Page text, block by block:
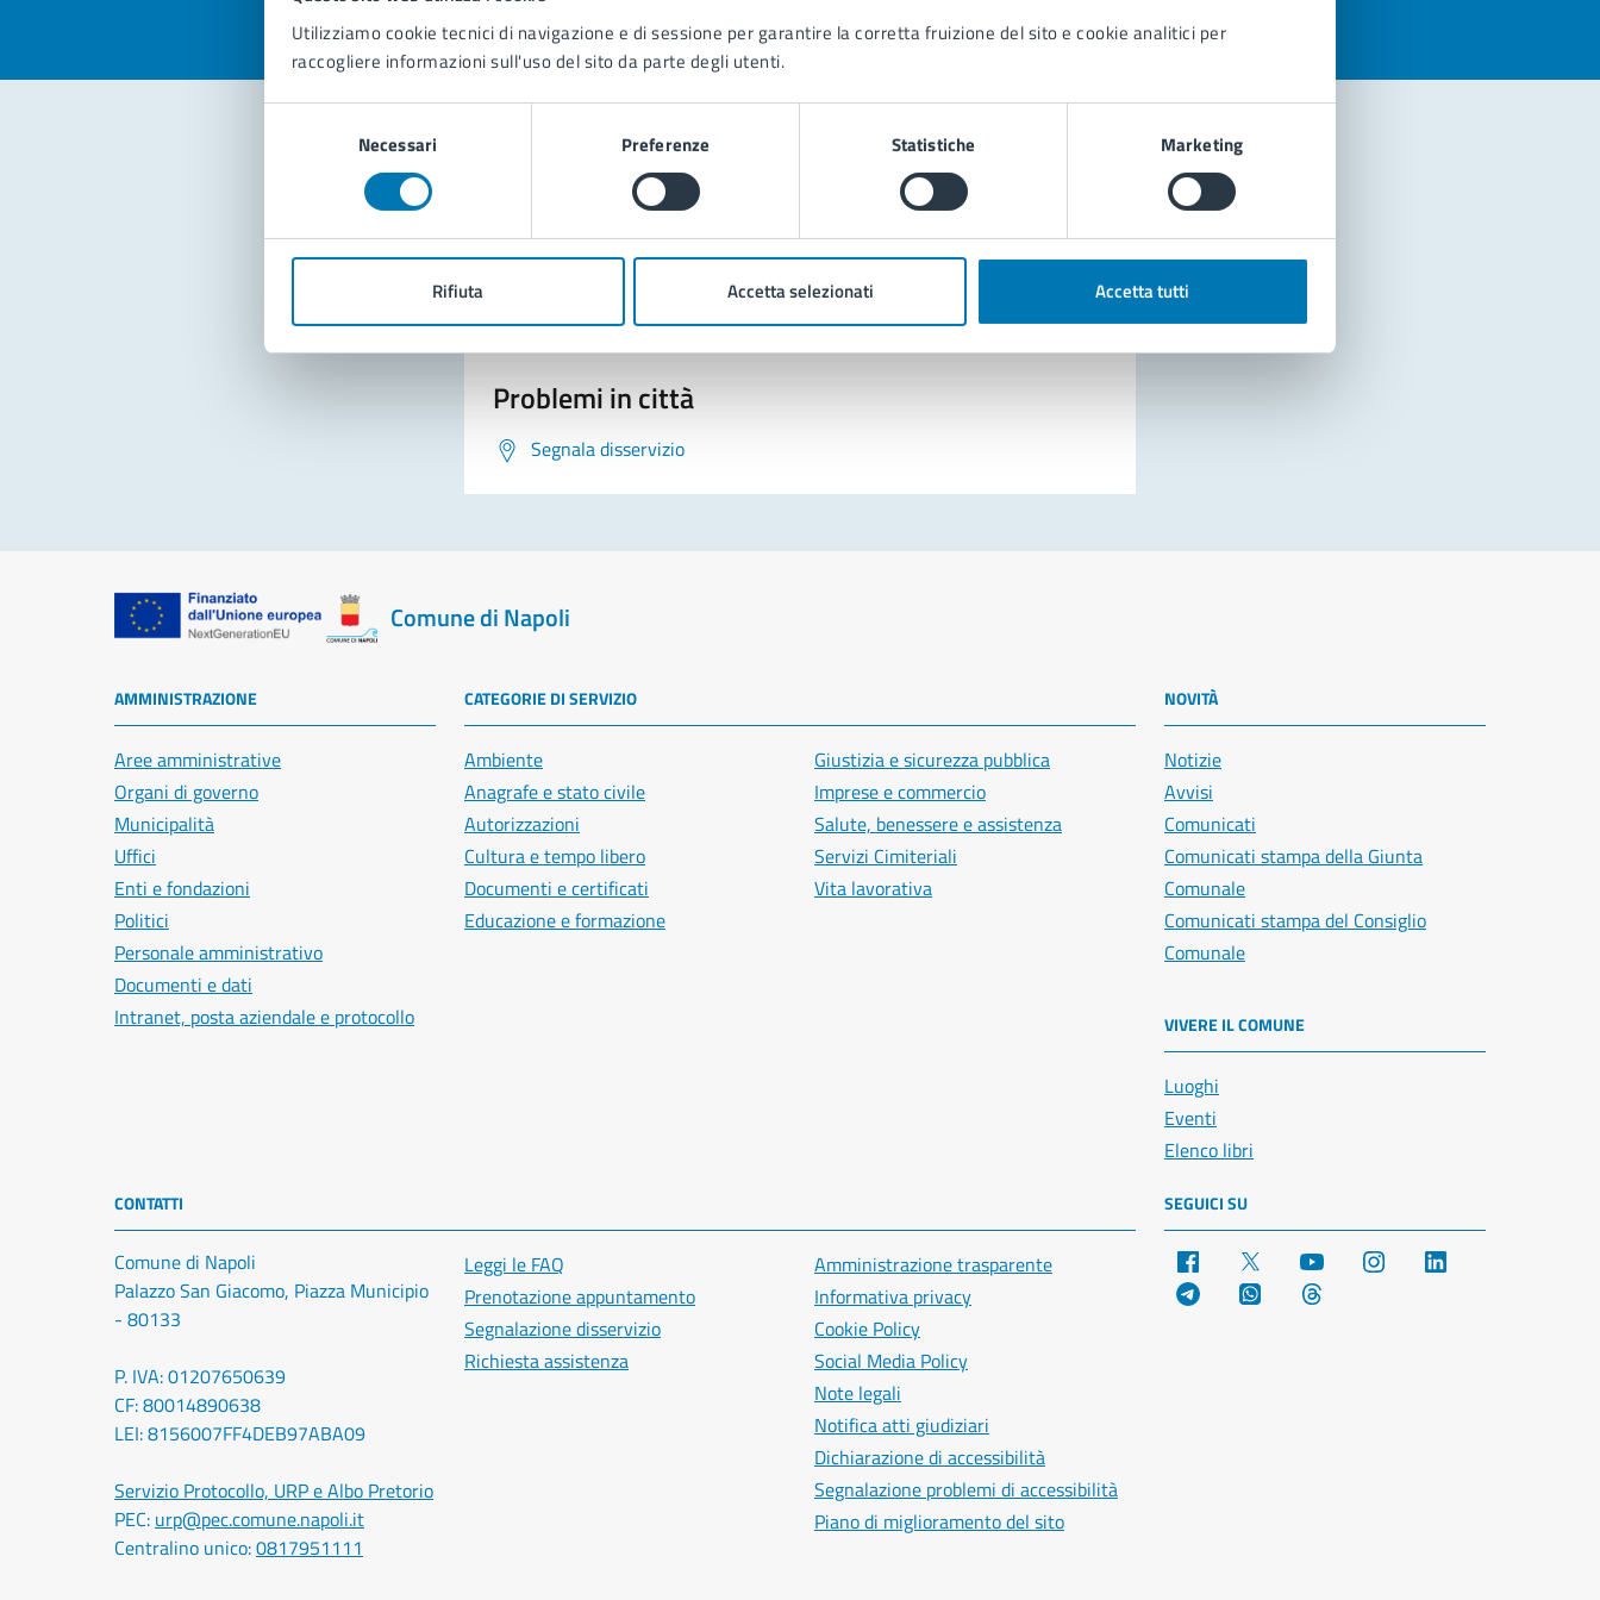
Utilizziamo cookie tecnici di navigazione e di sessione per garantire la corretta fruizione del sito e cookie analitici per
raccogliere informazioni sull'uso del sito da parte degli utenti.
Necessari Preferenze Statistiche Marketing
Rifiuta Accetta selezionati Accetta tutti
Contatta il comune
Leggi le domande frequenti
Prenota appuntamento
Problemi in città
Segnala disservizio
Comune di Napoli
AMMINISTRAZIONE
Aree amministrative
Organi di governo
Municipalità
Uffici
Enti e fondazioni
Politici
Personale amministrativo
Documenti e dati
Intranet, posta aziendale e protocollo
CATEGORIE DI SERVIZIO
Ambiente
Anagrafe e stato civile
Autorizzazioni
Cultura e tempo libero
Documenti e certificati
Educazione e formazione
Giustizia e sicurezza pubblica
Imprese e commercio
Salute, benessere e assistenza
Servizi Cimiteriali
Vita lavorativa
NOVITÀ
Notizie
Avvisi
Comunicati
Comunicati stampa della Giunta
Comunale
Comunicati stampa del Consiglio
Comunale
VIVERE IL COMUNE
Luoghi
Eventi
Elenco libri
CONTATTI
Comune di Napoli
Palazzo San Giacomo, Piazza Municipio
- 80133
P. IVA: 01207650639
CF: 80014890638
LEI: 8156007FF4DEB97ABA09
Servizio Protocollo, URP e Albo Pretorio
PEC: urp@pec.comune.napoli.it
Centralino unico:0817951111
Leggi le FAQ
Prenotazione appuntamento
Segnalazione disservizio
Richiesta assistenza
Amministrazione trasparente
Informativa privacy
Cookie Policy
Social Media Policy
Note legali
Notifica atti giudiziari
Dichiarazione di accessibilità
Segnalazione problemi di accessibilità
Piano di miglioramento del sito
SEGUICI SU
Facebook YouTube Instagram
Telegram WhatsApp